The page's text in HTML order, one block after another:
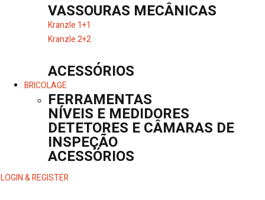
VASSOURAS MECÂNICAS
Kranzle 1+1
Kranzle 2+2
ACESSÓRIOS
BRICOLAGE
FERRAMENTAS
NÍVEIS E MEDIDORES
DETETORES E CÂMARAS DE
INSPEÇÃO
ACESSÓRIOS
LOGIN & REGISTER